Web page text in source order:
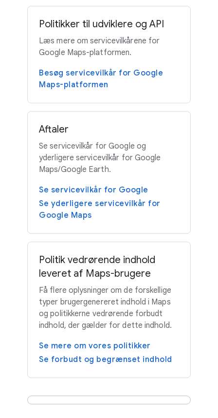
Politikker til udviklere og API
Læs mere om servicevilkårene for
Google Maps-platformen.
Besøg servicevilkår for Google
Maps-platformen
Aftaler
Se servicevilkår for Google og
yderligere servicevilkår for Google
Maps/Google Earth.
Se servicevilkår for Google
Se yderligere servicevilkår for
Google Maps
Politik vedrørende indhold
leveret af Maps-brugere
Få flere oplysninger om de forskellige
typer brugergenereret indhold i Maps
og politikkerne vedrørende forbudt
indhold, der gælder for dette indhold.
Se mere om vores politikker
Se forbudt og begrænset indhold